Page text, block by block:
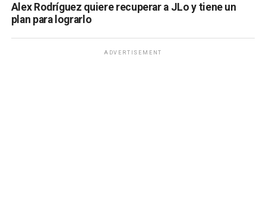
Alex Rodríguez quiere recuperar a JLo y tiene un
plan para lograrlo
ADVERTISEMENT